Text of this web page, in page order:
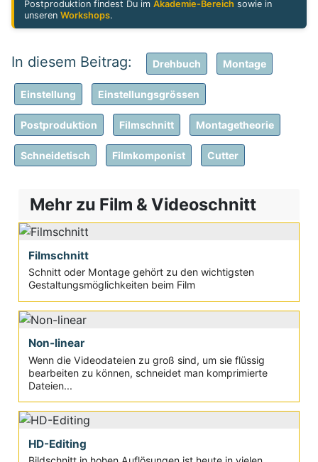
Postproduktion findest Du imAkademie-Bereich sowie in
unserenWorkshops.
Drehbuch Montage
Einstellung Einstellungsgrössen
Postproduktion Filmschnitt Montagetheorie
Schneidetisch Filmkomponist Cutter
Mehr zu Film & Videoschnitt
Filmschnitt
Schnitt oder Montage gehört zu den wichtigsten
Gestaltungsmöglichkeiten beim Film
Non-linear
Wenn die Videodateien zu groß sind, um sie flüssig
bearbeiten zu können, schneidet man komprimierte
Dateien...
HD-Editing